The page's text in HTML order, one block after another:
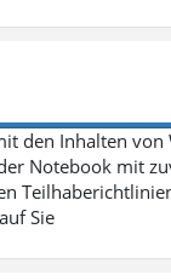
den Inhalten
Notebook mit
Sie